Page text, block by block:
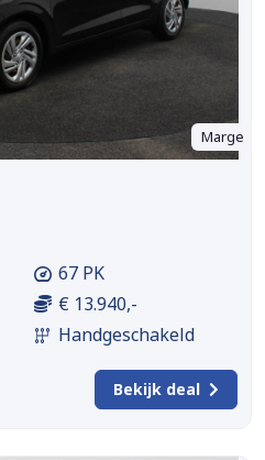
Marge
67 PK
€ 13.940,-
Handgeschakeld
Bekijk deal